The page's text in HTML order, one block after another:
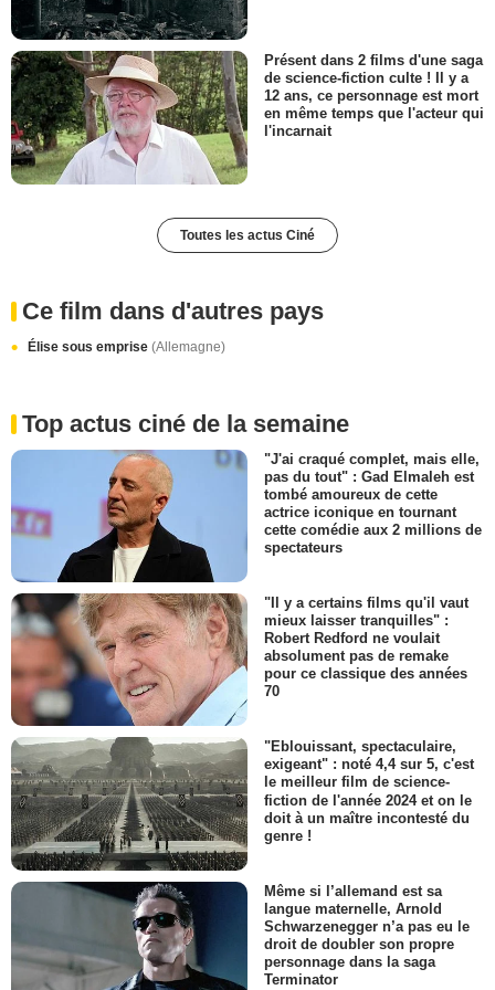
Présent dans 2 films d'une saga
de science-fiction culte ! Il y a
12 ans, ce personnage est mort
en même temps que l'acteur qui
l'incarnait
Toutes les actus Ciné
Ce film dans d'autres pays
Élise sous emprise (Allemagne)
Top actus ciné de la semaine
"J'ai craqué complet, mais elle,
pas du tout" : Gad Elmaleh est
tombé amoureux de cette
actrice iconique en tournant
cette comédie aux 2 millions de
spectateurs
"Il y a certains films qu'il vaut
mieux laisser tranquilles" :
Robert Redford ne voulait
absolument pas de remake
pour ce classique des années
70
"Eblouissant, spectaculaire,
exigeant" : noté 4,4 sur 5, c'est
le meilleur film de science-
fiction de l'année 2024 et on le
doit à un maître incontesté du
genre !
Même si l’allemand est sa
langue maternelle, Arnold
Schwarzenegger n’a pas eu le
droit de doubler son propre
personnage dans la saga
Terminator